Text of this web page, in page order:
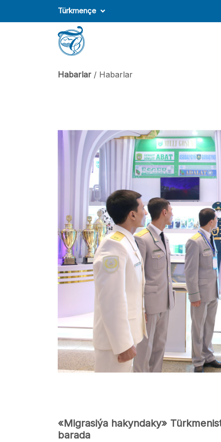
Türkmençe
Habarlar / Habarlar
«Migrasiýa hakyndaky»
barada